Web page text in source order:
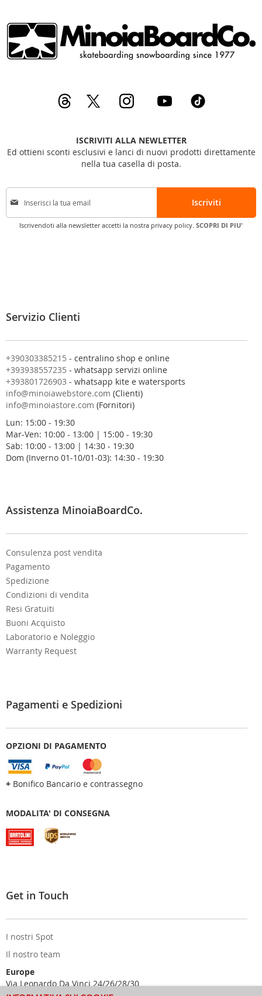
ISCRIVITI ALLA NEWLETTER
Ed ottieni sconti esclusivi e lanci di nuovi prodotti direttamente
nella tua casella di posta.
I
c
l
n
o
s
t
r
a
e
w
s
l
e
:
Iscriviti
Iscrivendoti alla newsletter accetti la nostra privacy policy. SCOPRI DI PIU'
Servizio Clienti
+390303385215 - centralino shop e online
+393938557235 - whatsapp servizi online
+393801726903 - whatsapp kite e watersports
info@minoiawebstore.com (Clienti)
info@minoiastore.com (Fornitori)
Lun: 15:00 - 19:30
Mar-Ven: 10:00 - 13:00 | 15:00 - 19:30
Sab: 10:00 - 13:00 | 14:30 - 19:30
Dom (Inverno 01-10/01-03): 14:30 - 19:30
Assistenza MinoiaBoardCo.
Consulenza post vendita
Pagamento
Spedizione
Condizioni di vendita
Resi Gratuiti
Buoni Acquisto
Laboratorio e Noleggio
Warranty Request
Pagamenti e Spedizioni
OPZIONI DI PAGAMENTO
+ Bonifico Bancario e contrassegno
MODALITA' DI CONSEGNA
Get in Touch
I nostri Spot
Il nostro team
Europe
Via Leonardo Da Vinci 24/26/28/30